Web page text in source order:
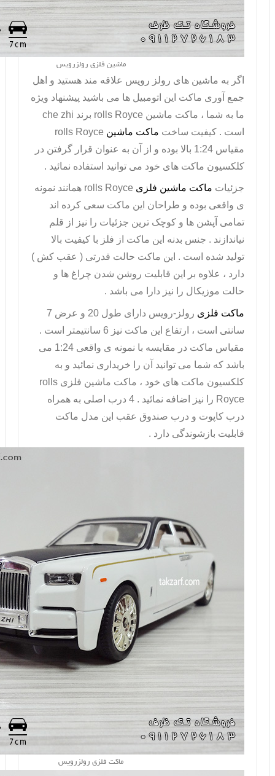
ماشین فلزی رولزرویس
اگر به ماشین های رولز رویس علاقه مند هستید و اهل
جمع آوری ماکت این اتومبیل ها می باشید پیشنهاد ویژه
ما به شما ، ماکت ماشین rolls Royce برند che zhi
است . کیفیت ساخت ماکت ماشین rolls Royce
مقیاس 1:24 بالا بوده و از آن به عنوان قرار گرفتن در
کلکسیون ماکت های خود می توانید استفاده نمائید .
جزئیات ماکت ماشین فلزی rolls Royce همانند نمونه
ی واقعی بوده و طراحان این ماکت سعی کرده اند
تمامی آپشن ها و کوچک ترین جزئیات را نیز از قلم
نیاندازند . جنس بدنه این ماکت از فلز با کیفیت بالا
تولید شده است . این ماکت حالت قدرتی ( عقب کش )
دارد ، علاوه بر این قابلیت روشن شدن چراغ ها و
حالت موزیکال را نیز دارا می باشد .
ماکت فلزی
رولز-رویس دارای طول 20 و عرض 7
سانتی است ، ارتفاع این ماکت نیز 6 سانتیمتر است .
مقیاس ماکت در مقایسه با نمونه ی واقعی 1:24 می
باشد که شما می توانید آن را خریداری نمائید و به
کلکسیون ماکت های خود ، ماکت ماشین فلزی rolls
Royce
را نیز اضافه نمائید . 4 درب اصلی به همراه
درب کاپوت و درب صندوق عقب این مدل ماکت
قابلیت بازشوندگی دارد .
ماکت فلزی رولزرویس